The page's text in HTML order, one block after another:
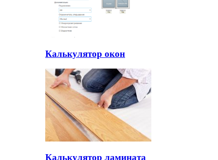
Калькулятор окон
Калькулятор ламината